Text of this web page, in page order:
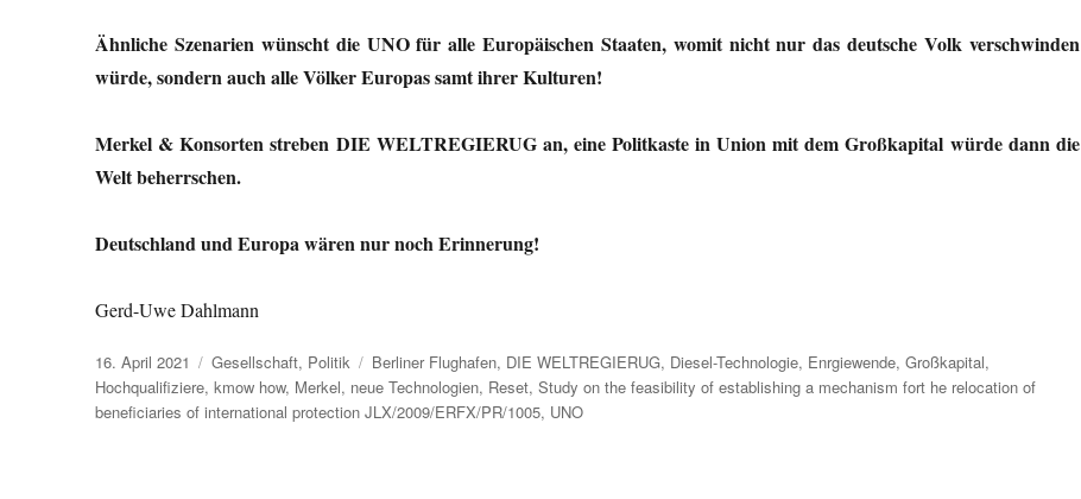
Ähnliche Szenarien wünscht die UNO für alle Europäischen Staaten, womit nicht nur das deutsche Volk verschwinden
würde, sondern auch alle Völker Europas samt ihrer Kulturen!
Merkel & Konsorten streben DIE WELTREGIERUG an, eine Politkaste in Union mit dem Großkapital würde dann die
Welt beherrschen.
Deutschland und Europa wären nur noch Erinnerung!
Gerd-Uwe Dahlmann
Veröffentlicht
am
16. April 2021 Kategorien
Gesellschaft, Politik Schlagwörter
Berliner Flughafen, DIE WELTREGIERUG, Diesel-Technologie, Enrgiewende,Großkapital,
Hochqualifiziere,kmow how, Merkel, neue Technologien, Reset,Study on the feasibility of establishing a mechanism fort he relocation of
beneficiaries of international protection JLX/2009/ERFX/PR/1005, UNO